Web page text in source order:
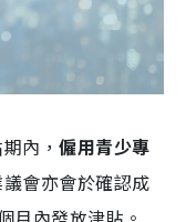
內，僱用青少專
議會亦會於確認成